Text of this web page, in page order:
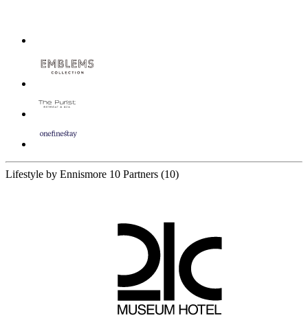
Lifestyle by Ennismore 10 Partners (10)